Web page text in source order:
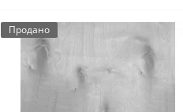
Продано